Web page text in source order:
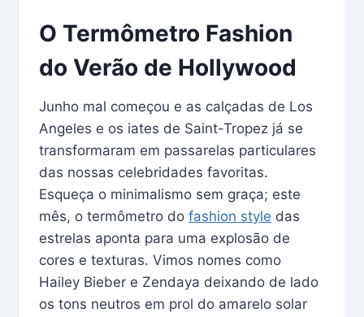
O Termômetro Fashion
do Verão de Hollywood
Junho mal começou e as calçadas de Los
Angeles e os iates de Saint-Tropez já se
transformaram em passarelas particulares
das nossas celebridades favoritas.
Esqueça o minimalismo sem graça; este
mês, o termômetro do fashion style das
estrelas aponta para uma explosão de
cores e texturas. Vimos nomes como
Hailey Bieber e Zendaya deixando de lado
os tons neutros em prol do amarelo solar